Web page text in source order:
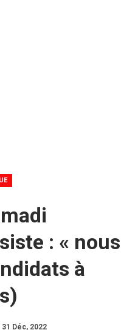
: « nous
à
31 Déc, 2022